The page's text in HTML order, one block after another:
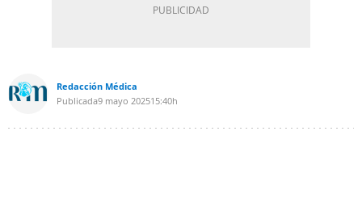
Redacción Médica
Publicada9 mayo 202515:40h